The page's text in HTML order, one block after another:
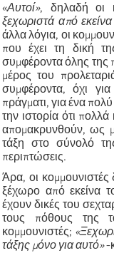
«Αυτοί», δηλαδή οι
ξεχωριστά από
άλλα λόγια, οι
που έχει τη δική
συμφέροντα όλης της
μέρος του
συμφέροντα, όχι
πράγματι, για ένα
την ιστορία ότι
απομακρυνθούν, ως
τάξη στο σύνολό
περιπτώσεις.
Άρα, οι
ξέχωρο από εκείνα
έχουν δικές του
τους πόθους της
κομμουνιστές;
τάξης μόνο για αυτό»-